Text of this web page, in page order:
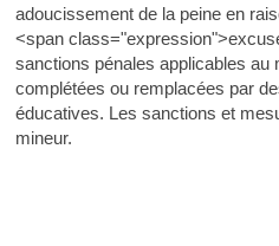
adoucissement de la peine en
<span
sanctions pénales applicables au
complétées ou remplacées par
éducatives. Les sanctions et
mineur.